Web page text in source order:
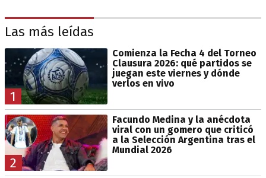
Las más leídas
1
Comienza la Fecha 4 del Torneo
Clausura 2026: qué partidos se
juegan este viernes y dónde
verlos en vivo
2
Facundo Medina y la anécdota
viral con un gomero que criticó
a la Selección Argentina tras el
Mundial 2026